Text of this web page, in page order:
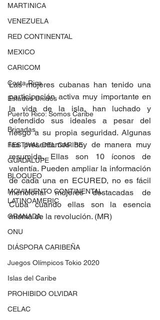
MARTINICA
VENEZUELA
RED CONTINENTAL
MEXICO
CARICOM
Costa Rica
Estados Unidos
Puerto Rico: Somos Caribe
Brigadas
FESTIVAL DEL CARIBE
GUADALUPE
BLOQUEO
MOVIMIENTO CONTINENTAL
LATINOAMERIC
GRANADA
ONU
DIÁSPORA CARIBEÑA
Juegos Olímpicos Tokio 2020
Islas del Caribe
PROHIBIDO OLVIDAR
CELAC
Las mujeres cubanas han tenido una
participación activa muy importante en
la vida de la isla, han luchado y
defendido sus ideales a pesar del
riesgo a su propia seguridad. Algunas
las presentamos hoy de manera muy
resumida. Ellas son 10 íconos de
valentía. Pueden ampliar la información
de cada una en ECURED, no es fácil
mencionar mujeres destacadas de
Cuba cuando ellas son la esencia
misma de la revolución. (MR)